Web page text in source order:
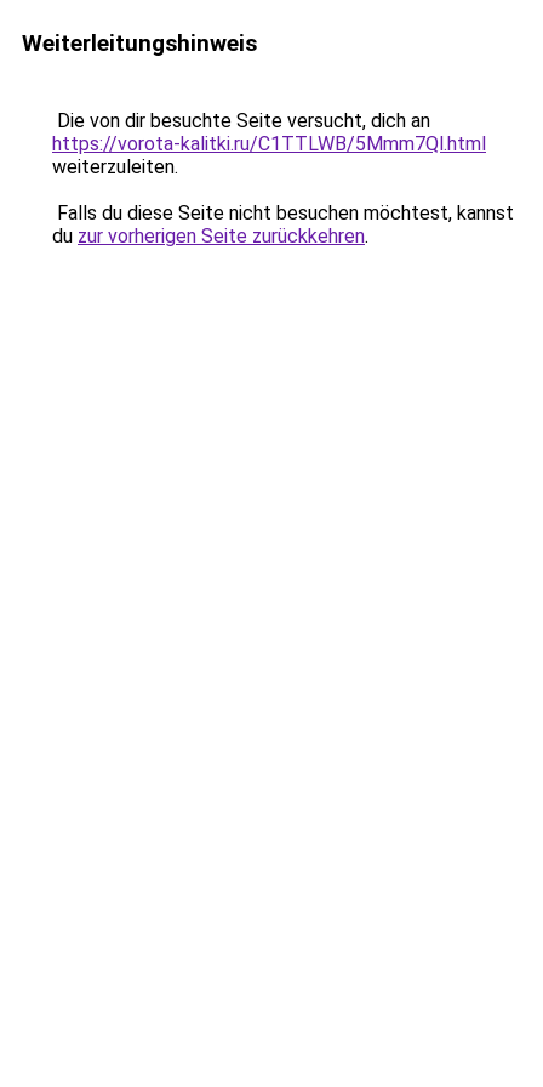
Weiterleitungshinweis
Die von dir besuchte Seite versucht, dich an
https://vorota-kalitki.ru/C1TTLWB/5Mmm7Ql.html
weiterzuleiten.
Falls du diese Seite nicht besuchen möchtest, kannst
du zur vorherigen Seite zurückkehren.